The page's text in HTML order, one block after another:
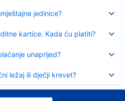
jedinice?
kartice. Kada ću platiti?
unaprijed?
ležaj ili dječji krevet?